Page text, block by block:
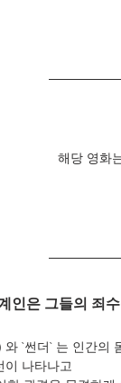
해당 영화
인은 그들의 죄
와 `썬더` 는 인간
이 나타나고